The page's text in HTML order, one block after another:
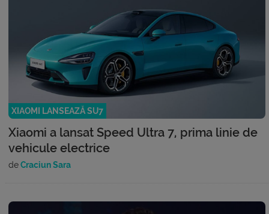
XIAOMI LANSEAZĂ SU7
Xiaomi a lansat Speed Ultra 7, prima linie de
vehicule electrice
deCraciun Sara